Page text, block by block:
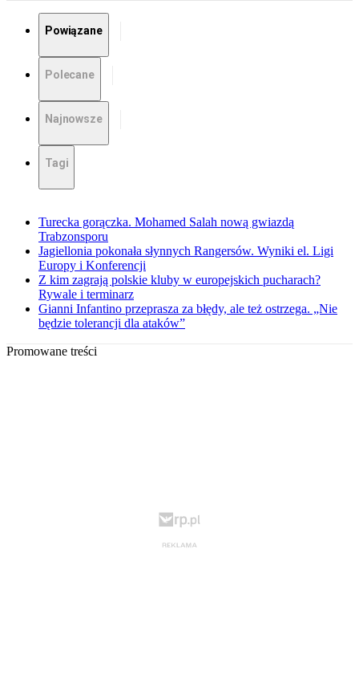
Powiązane
Polecane
Najnowsze
Tagi
Turecka gorączka. Mohamed Salah nową gwiazdą
Trabzonsporu
Jagiellonia pokonała słynnych Rangersów. Wyniki el. Ligi
Europy i Konferencji
Z kim zagrają polskie kluby w europejskich pucharach?
Rywale i terminarz
Gianni Infantino przeprasza za błędy, ale też ostrzega. „Nie
będzie tolerancji dla ataków”
Promowane treści